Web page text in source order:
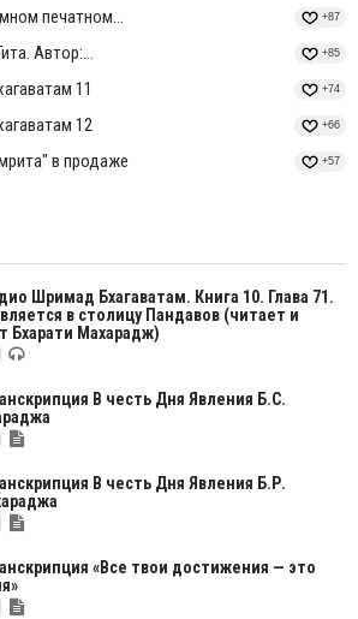
печатном... +87
Автор:... +85
11 +74
12 +66
в продаже +57
Шримад Бхагаватам. Книга 10. Глава 71.
в столицу Пандавов (читает и
Бхарати Махарадж)
В честь Дня Явления Б.С.
В честь Дня Явления Б.Р.
«Все твои достижения — это